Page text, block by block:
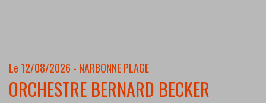
Le 12/08/2026 - NARBONNE PLAGE
ORCHESTRE BERNARD BECKER